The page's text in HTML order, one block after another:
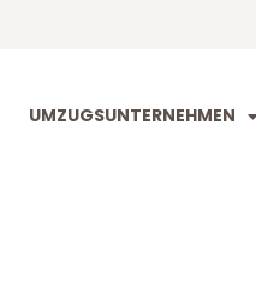
UMZUGSUNTERNEHMEN